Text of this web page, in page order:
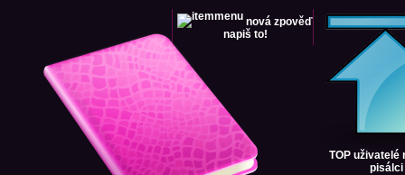
nová zpověď
napiš to!
TOP uživatelé
pisálci